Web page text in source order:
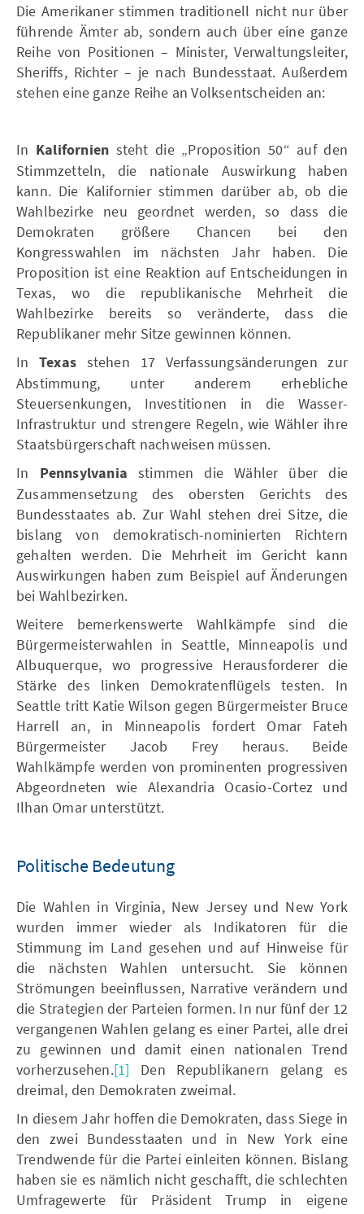
Die Amerikaner stimmen traditionell nicht nur über
führende Ämter ab, sondern auch über eine ganze
Reihe von Positionen – Minister, Verwaltungsleiter,
Sheriffs, Richter – je nach Bundesstaat. Außerdem
stehen eine ganze Reihe an Volksentscheiden an:
In Kalifornien steht die „Proposition 50“ auf den
Stimmzetteln, die nationale Auswirkung haben
kann. Die Kalifornier stimmen darüber ab, ob die
Wahlbezirke neu geordnet werden, so dass die
Demokraten größere Chancen bei den
Kongresswahlen im nächsten Jahr haben. Die
Proposition ist eine Reaktion auf Entscheidungen in
Texas, wo die republikanische Mehrheit die
Wahlbezirke bereits so veränderte, dass die
Republikaner mehr Sitze gewinnen können.
InTexas stehen 17 Verfassungsänderungen zur
Abstimmung, unter anderem erhebliche
Steuersenkungen, Investitionen in die Wasser-
Infrastruktur und strengere Regeln, wie Wähler ihre
Staatsbürgerschaft nachweisen müssen.
In Pennsylvania stimmen die Wähler über die
Zusammensetzung des obersten Gerichts des
Bundesstaates ab. Zur Wahl stehen drei Sitze, die
bislang von demokratisch-nominierten Richtern
gehalten werden. Die Mehrheit im Gericht kann
Auswirkungen haben zum Beispiel auf Änderungen
bei Wahlbezirken.
Weitere bemerkenswerte Wahlkämpfe sind die
Bürgermeisterwahlen in Seattle, Minneapolis und
Albuquerque, wo progressive Herausforderer die
Stärke des linken Demokratenflügels testen. In
Seattle tritt Katie Wilson gegen Bürgermeister Bruce
Harrell an, in Minneapolis fordert Omar Fateh
Bürgermeister Jacob Frey heraus. Beide
Wahlkämpfe werden von prominenten progressiven
Abgeordneten wie Alexandria Ocasio-Cortez und
Ilhan Omar unterstützt.
Politische Bedeutung
Die Wahlen in Virginia, New Jersey und New York
wurden immer wieder als Indikatoren für die
Stimmung im Land gesehen und auf Hinweise für
die nächsten Wahlen untersucht. Sie können
Strömungen beeinflussen, Narrative verändern und
die Strategien der Parteien formen. In nur fünf der 12
vergangenen Wahlen gelang es einer Partei, alle drei
zu gewinnen und damit einen nationalen Trend
vorherzusehen.[1] Den Republikanern gelang es
dreimal, den Demokraten zweimal.
In diesem Jahr hoffen die Demokraten, dass Siege in
den zwei Bundesstaaten und in New York eine
Trendwende für die Partei einleiten können. Bislang
haben sie es nämlich nicht geschafft, die schlechten
Umfragewerte für Präsident Trump in eigene